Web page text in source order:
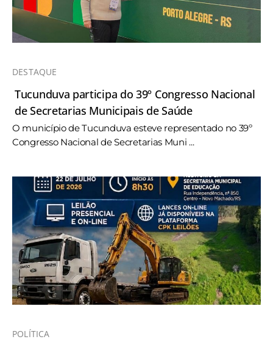
DESTAQUE
Tucunduva participa do 39º Congresso Nacional
de Secretarias Municipais de Saúde
O município de Tucunduva esteve representado no 39º
Congresso Nacional de Secretarias Muni ...
POLÍTICA